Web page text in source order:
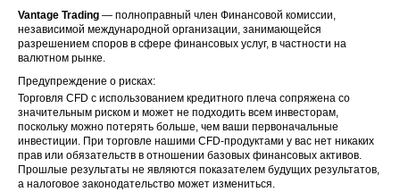
Vantage Trading — полноправный член Финансовой комиссии,
независимой международной организации, занимающейся
разрешением споров в сфере финансовых услуг, в частности на
валютном рынке.
Предупреждение о рисках:
Торговля CFD с использованием кредитного плеча сопряжена со
значительным риском и может не подходить всем инвесторам,
поскольку можно потерять больше, чем ваши первоначальные
инвестиции. При торговле нашими CFD-продуктами у вас нет никаких
прав или обязательств в отношении базовых финансовых активов.
Прошлые результаты не являются показателем будущих результатов,
а налоговое законодательство может измениться.